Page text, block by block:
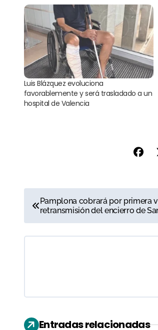
Luis Blázquez evoluciona
favorablemente y será trasladado a un
hospital de Valencia
N
a
v
a
c
Pamplona cobrará por primera
retransmisión del encierro de
Entradas relacionadas